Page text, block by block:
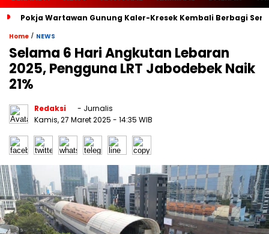
Pokja Wartawan Gunung Kaler-Kresek Kembali Berbagi
Home / NEWS
Selama 6 Hari Angkutan Lebaran
2025, Pengguna LRT Jabodebek Naik
21%
Redaksi
- Jurnalis
Kamis, 27 Maret 2025 - 14:35 WIB